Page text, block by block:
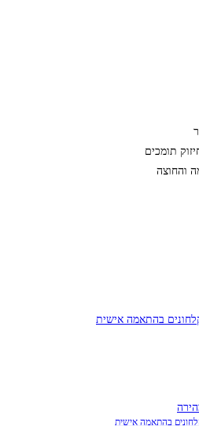
תומכים
והחוצה
בהתאמה אישית
בהתאמה אישית